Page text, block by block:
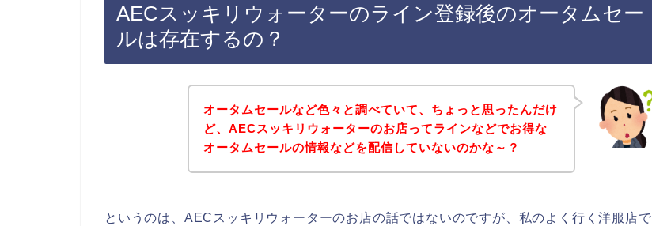
AECスッキリウォーターのライン登録後のオータムセー
ルは存在するの？
オータムセールなど色々と調べていて、ちょっと思ったんだけ
ど、AECスッキリウォーターのお店ってラインなどでお得な
オータムセールの情報などを配信していないのかな～？
というのは、AECスッキリウォーターのお店の話ではないのですが、私のよく行く洋服店で